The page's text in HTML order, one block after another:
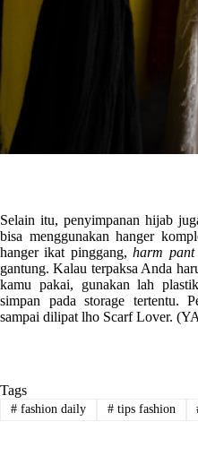
Selain itu, penyimpanan hijab
bisa menggunakan hanger
hanger ikat pinggang,harm pant
gantung. Kalau terpaksa Anda
kamu pakai, gunakan lah
simpan pada storage tertentu.
sampai dilipat lho Scarf Lover.
Tags
#fashion daily #tips fashion